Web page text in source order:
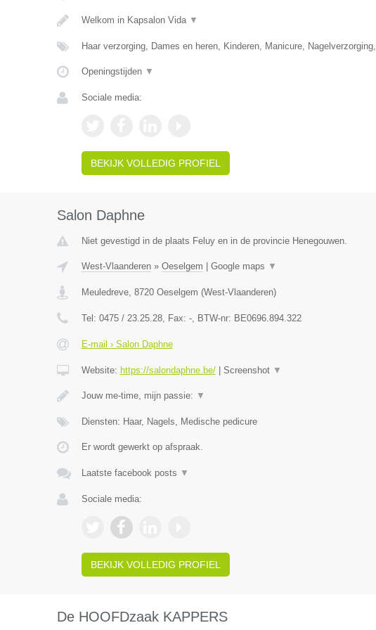
Welkom in Kapsalon Vida ▼
Haar verzorging, Dames en heren, Kinderen, Manicure, Nagelverzorging,
Openingstijden ▼
Sociale media:
BEKIJK VOLLEDIG PROFIEL
Salon Daphne
Niet gevestigd in de plaats Feluy en in de provincie Henegouwen.
West-Vlaanderen» Oeselgem Google maps ▼
Meuledreve, 8720 Oeselgem (West-Vlaanderen)
Tel: 0475 / 23.25.28, Fax: -, BTW-nr: BE0696.894.322
E-mail › Salon Daphne
Website: https://salondaphne.be/| Screenshot ▼
Jouw me-time, mijn passie: ▼
Diensten: Haar, Nagels, Medische pedicure
Er wordt gewerkt op afspraak.
Laatste facebook posts ▼
Sociale media:
BEKIJK VOLLEDIG PROFIEL
De HOOFDzaak KAPPERS